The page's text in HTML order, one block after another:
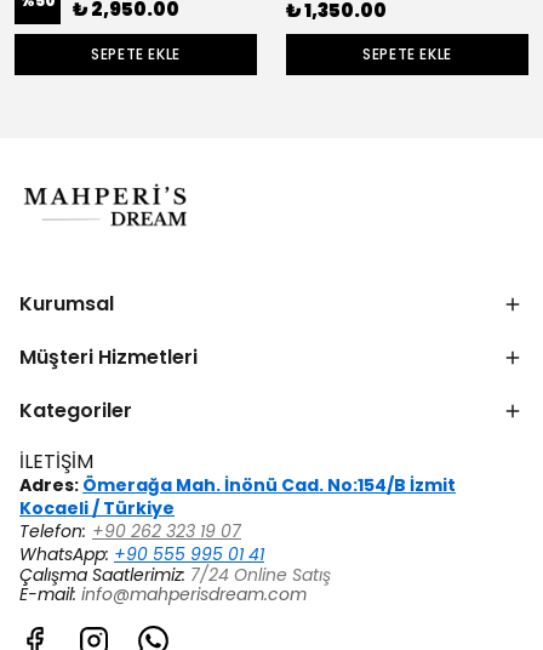
₺ 2,950.00
SEPETE EKLE
₺ 1,350.00
SEPETE EKLE
Kurumsal
Müşteri Hizmetleri
Kategoriler
İLETİŞİM
Adres: Ömerağa Mah. İnönü Cad. No:154/B İzmit
Kocaeli / Türkiye
Telefon: +90 262 323 19 07
WhatsApp: +90 555 995 01 41
Çalışma Saatlerimiz: 7/24 Online Satış
E-mail: info@mahperisdream.com